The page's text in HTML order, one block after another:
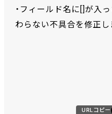
・フィールド名に[]が入
わらない不具合を修正し
URLコピー